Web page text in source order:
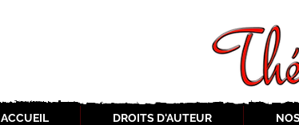
ACCUEIL DROITS D'AUTEUR